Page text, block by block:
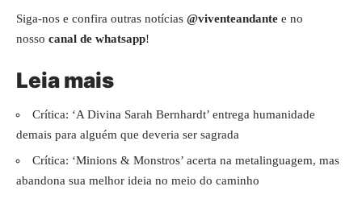
Siga-nos e confira outras notícias @viventeandante e no
nosso canal de whatsapp!
Leia mais
Crítica: ‘A Divina Sarah Bernhardt’ entrega humanidade
demais para alguém que deveria ser sagrada
Crítica: ‘Minions & Monstros’ acerta na metalinguagem, mas
abandona sua melhor ideia no meio do caminho